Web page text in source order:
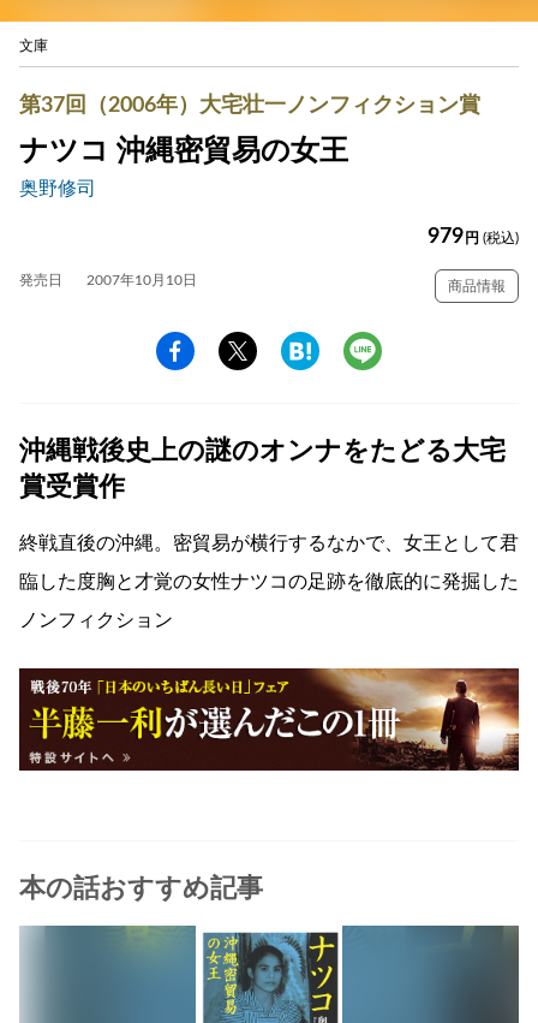
文庫
第37回（2006年）大宅壮一ノンフィクション賞
ナツコ 沖縄密貿易の女王
奥野修司
979 円 (税込)
発売日 2007年10月10日 商品情報
沖縄戦後史上の謎のオンナをたどる大宅
賞受賞作
終戦直後の沖縄。密貿易が横行するなかで、女王として君
臨した度胸と才覚の女性ナツコの足跡を徹底的に発掘した
ノンフィクション
本の話おすすめ記事